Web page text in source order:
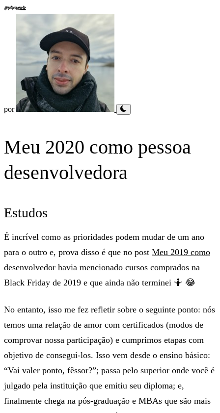
por
Meu 2020 como pessoa
desenvolvedora
Estudos
É incrível como as prioridades podem mudar de um ano
para o outro e, prova disso é que no post Meu 2019 como
desenvolvedor havia mencionado cursos comprados na
Black Friday de 2019 e que ainda não terminei 🤷 😂
No entanto, isso me fez refletir sobre o seguinte ponto: nós
temos uma relação de amor com certificados (modos de
comprovar nossa participação) e cumprimos etapas com
objetivo de consegui-los. Isso vem desde o ensino básico:
“Vai valer ponto, fêssor?”; passa pelo superior onde você é
julgado pela instituição que emitiu seu diploma; e,
finalmente chega na pós-graduação e MBAs que são mais